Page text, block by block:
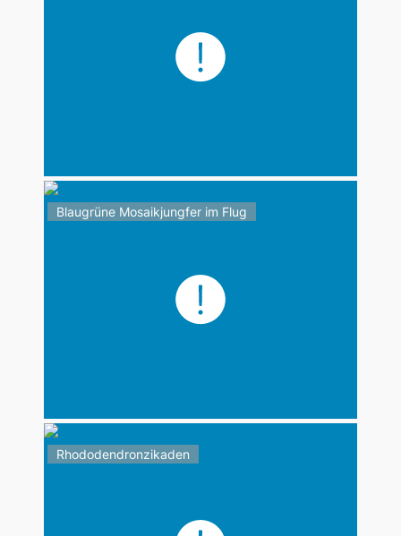
Blaugrüne Mosaikjungfer im Flug
Rhododendronzikaden